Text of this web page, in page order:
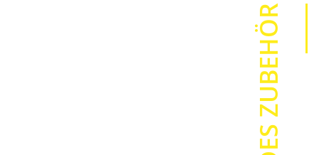
Panduit
Recycling
Sie als
lassen. Die